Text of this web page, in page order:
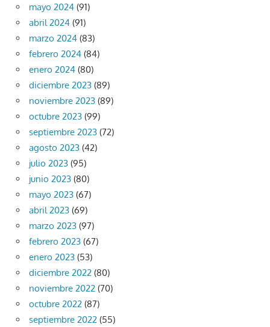
mayo 2024 (91)
abril 2024 (91)
marzo 2024 (83)
febrero 2024 (84)
enero 2024 (80)
diciembre 2023 (89)
noviembre 2023 (89)
octubre 2023 (99)
septiembre 2023 (72)
agosto 2023 (42)
julio 2023 (95)
junio 2023 (80)
mayo 2023 (67)
abril 2023 (69)
marzo 2023 (97)
febrero 2023 (67)
enero 2023 (53)
diciembre 2022 (80)
noviembre 2022 (70)
octubre 2022 (87)
septiembre 2022 (55)